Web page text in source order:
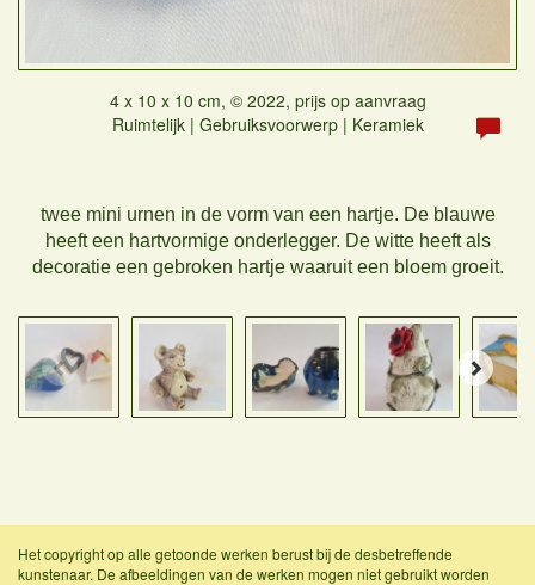
4 x 10 x 10 cm, © 2022, prijs op aanvraag
Ruimtelijk | Gebruiksvoorwerp | Keramiek
twee mini urnen in de vorm van een hartje. De blauwe
heeft een hartvormige onderlegger. De witte heeft als
decoratie een gebroken hartje waaruit een bloem groeit.
Het copyright op alle getoonde werken berust bij de desbetreffende
kunstenaar. De afbeeldingen van de werken mogen niet gebruikt worden